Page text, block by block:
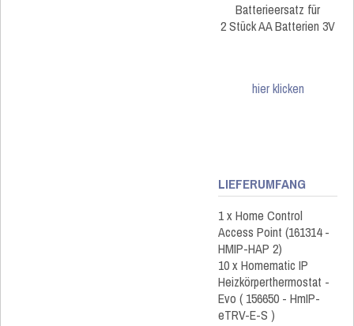
Batterieersatz für
2 Stück AA Batterien 3V
hier klicken
LIEFERUMFANG
1 x Home Control
Access Point (161314 -
HMIP-HAP 2)
10 x Homematic IP
Heizkörperthermostat -
Evo ( 156650 - HmIP-
eTRV-E-S )